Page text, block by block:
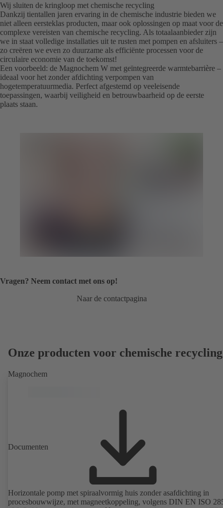
Wij sluiten de kringloop met chemische recycling
Dankzij tientallen jaren ervaring in de chemische industrie bieden we
niet alleen eersteklas producten, maar ook oplossingen op maat voor de
complexe vereisten van chemische recycling. Als totaalaanbieder zijn
we in staat volledige installaties uit te rusten met pompen en afsluiters –
zo creëren we even zo duurzame als efficiënte processen voor de
circulaire economie van de toekomst!
Een voorbeeld: de Magnochem W met geïntegreerde warmtebarrière –
ideaal voor het zonder afdichting verpompen van
hogetemperatuurmedia. Perfect afgestemd op veeleisende
toepassingen, waarbij veiligheid en betrouwbaarheid op de eerste
plaats staan.
Vragen? Neem contact met ons op!
Naar de contactpagina
Onze producten voor chemische recycling
Magnochem
Documenten
Horizontale pomp met spiraalvormig huis zonder asafdichting in
procesbouwwijze, met magneetkoppeling, volgens DIN EN ISO